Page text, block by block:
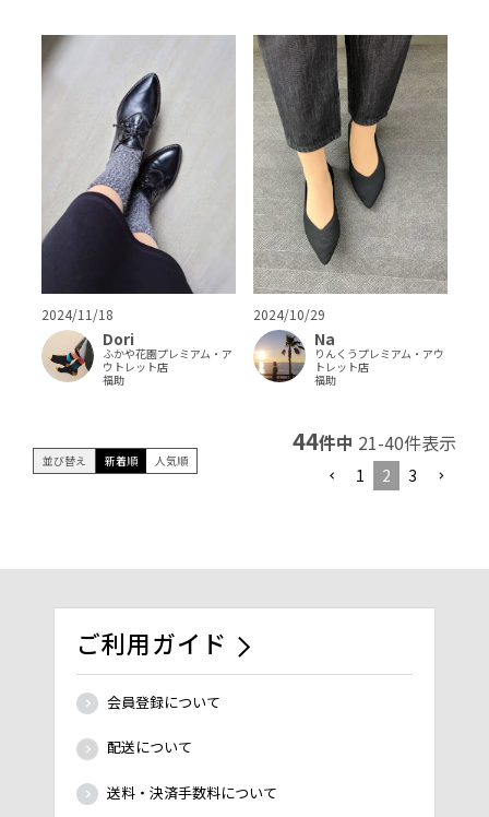
2024/11/18
Dori
ふかや花園プレミアム・ア
ウトレット店
福助
2024/10/29
Na
りんくうプレミアム・アウ
トレット店
福助
並び替え 新着順 人気順
44件中 21-40件表示
1 2 3
ご利用ガイド
会員登録について
配送について
送料・決済手数料について